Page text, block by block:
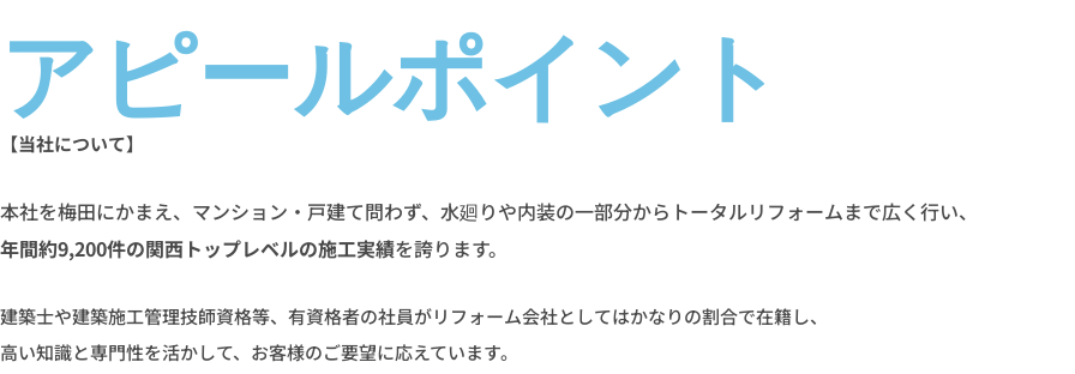
アピールポイント
【当社について】
本社を梅田にかまえ、マンション・戸建て問わず、水廻りや内装の一部分からトータルリフォームまで広く行い、
年間約9,200件の関西トップレベルの施工実績を誇ります。
建築士や建築施工管理技師資格等、有資格者の社員がリフォーム会社としてはかなりの割合で在籍し、
高い知識と専門性を活かして、お客様のご要望に応えています。